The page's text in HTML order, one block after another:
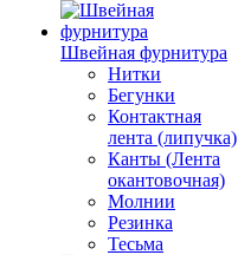
Швейная фурнитура
Нитки
Бегунки
Контактная
лента (липучка)
Канты (Лента
окантовочная)
Молнии
Резинка
Тесьма